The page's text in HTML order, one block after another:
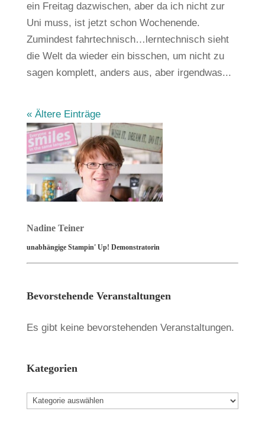
ein Freitag dazwischen, aber da ich nicht zur
Uni muss, ist jetzt schon Wochenende.
Zumindest fahrtechnisch…lerntechnisch sieht
die Welt da wieder ein bisschen, um nicht zu
sagen komplett, anders aus, aber irgendwas...
« Ältere Einträge
Nadine Teiner
unabhängige Stampin' Up! Demonstratorin
Bevorstehende Veranstaltungen
Es gibt keine bevorstehenden Veranstaltungen.
Kategorien
Kategorien